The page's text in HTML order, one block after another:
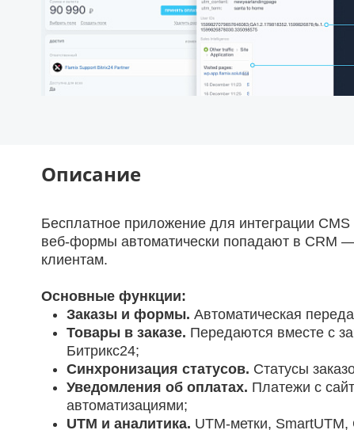
Описание
Бесплатное приложение для интеграции
веб-формы автоматически попадают в CRM
клиентам.
Основные функции:
Заказы и формы. Автоматическая
Товары в заказе. Передаются вместе с
Битрикс24;
Синхронизация статусов. Статусы
Уведомления об оплатах. Платежи с
автоматизациями;
UTM и аналитика. UTM-метки,